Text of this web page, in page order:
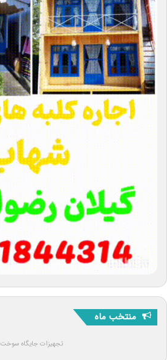
منتخب ماه
تجهیزات جایگاه سوخت